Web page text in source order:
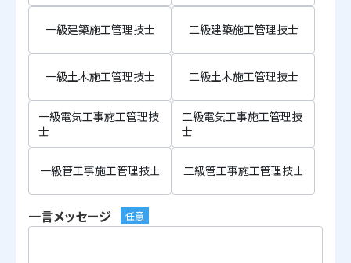
一級建築施工管理技士 二級建築施工管理技士
一級土木施工管理技士 二級土木施工管理技士
一級電気工事施工管理技
士
二級電気工事施工管理技
士
一級管工事施工管理技士 二級管工事施工管理技士
一言メッセージ 任意